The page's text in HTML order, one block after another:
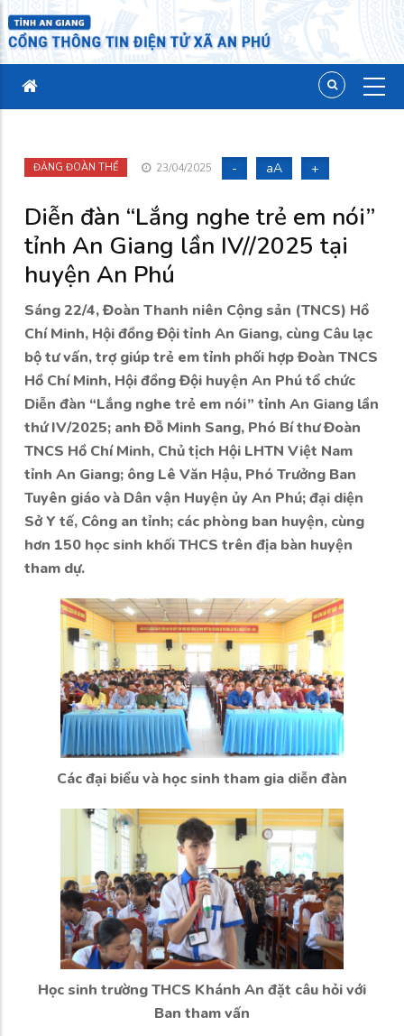
ĐẢNG ĐOÀN THỂ 23/04/2025 - aA +
Diễn đàn “Lắng nghe trẻ em nói”
tỉnh An Giang lần IV//2025 tại
huyện An Phú
Sáng 22/4, Đoàn Thanh niên Cộng sản (TNCS) Hồ
Chí Minh, Hội đồng Đội tỉnh An Giang, cùng Câu lạc
bộ tư vấn, trợ giúp trẻ em tỉnh phối hợp Đoàn TNCS
Hồ Chí Minh, Hội đồng Đội huyện An Phú tổ chức
Diễn đàn “Lắng nghe trẻ em nói” tỉnh An Giang lần
thứ IV/2025; anh Đỗ Minh Sang, Phó Bí thư Đoàn
TNCS Hồ Chí Minh, Chủ tịch Hội LHTN Việt Nam
tỉnh An Giang; ông Lê Văn Hậu, Phó Trưởng Ban
Tuyên giáo và Dân vận Huyện ủy An Phú; đại diện
Sở Y tế, Công an tỉnh; các phòng ban huyện, cùng
hơn 150 học sinh khối THCS trên địa bàn huyện
tham dự.
Các đại biểu và học sinh tham gia diễn đàn
Học sinh trường THCS Khánh An đặt câu hỏi với
Ban tham vấn